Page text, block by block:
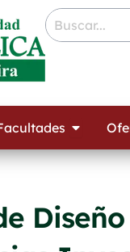
UniversidadOpen